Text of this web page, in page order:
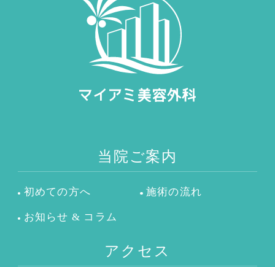
当院ご案内
初めての方へ 施術の流れ
お知らせ & コラム
アクセス